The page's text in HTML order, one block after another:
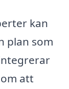
kan
plan som
att